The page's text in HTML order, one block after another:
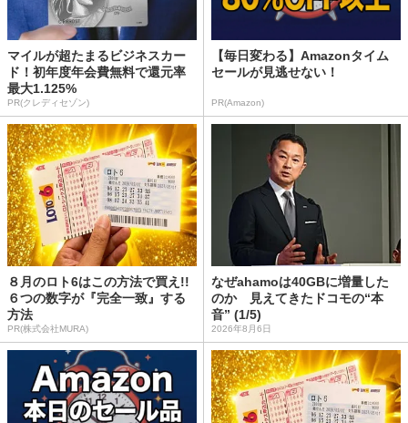
マイルが超たまるビジネスカー
ド！初年度年会費無料で還元率
最大1.125%
PR(クレディセゾン)
【毎日変わる】Amazonタイム
セールが見逃せない！
PR(Amazon)
８月のロト6はこの方法で買え!!
６つの数字が『完全一致』する
方法
PR(株式会社MURA)
なぜahamoは40GBに増量した
のか 見えてきたドコモの“本
音” (1/5)
2026年8月6日